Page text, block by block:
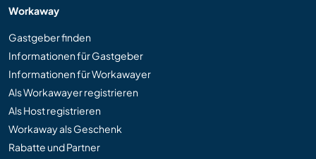
Workaway
Gastgeber finden
Informationen für Gastgeber
Informationen für Workawayer
Als Workawayer registrieren
Als Host registrieren
Workaway als Geschenk
Rabatte und Partner